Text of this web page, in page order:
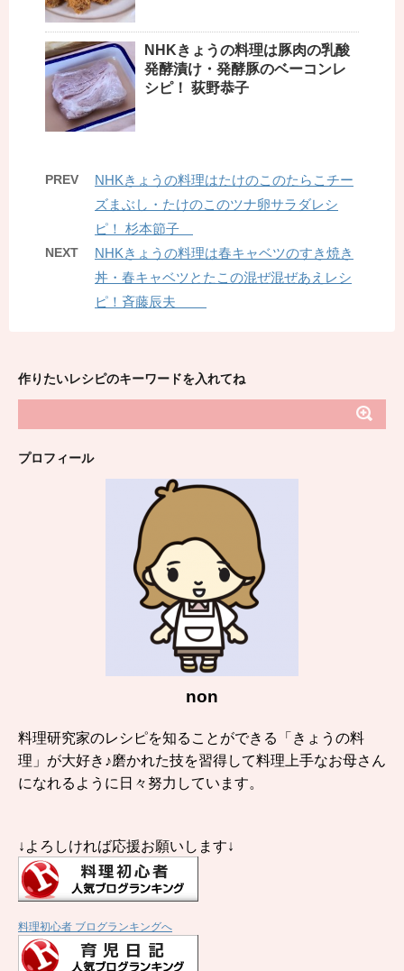
NHKきょうの料理は豚肉の乳酸
発酵漬け・発酵豚のベーコンレ
シピ！ 荻野恭子
PREV
NHKきょうの料理はたけのこのたらこチー
ズまぶし・たけのこのツナ卵サラダレシ
ピ！ 杉本節子
NEXT
NHKきょうの料理は春キャベツのすき焼き
丼・春キャベツとたこの混ぜ混ぜあえレシ
ピ！斉藤辰夫
作りたいレシピのキーワードを入れてね
プロフィール
non
料理研究家のレシピを知ることができる「きょうの料
理」が大好き♪磨かれた技を習得して料理上手なお母さん
になれるように日々努力しています。
↓よろしければ応援お願いします↓
料理初心者 ブログランキングへ